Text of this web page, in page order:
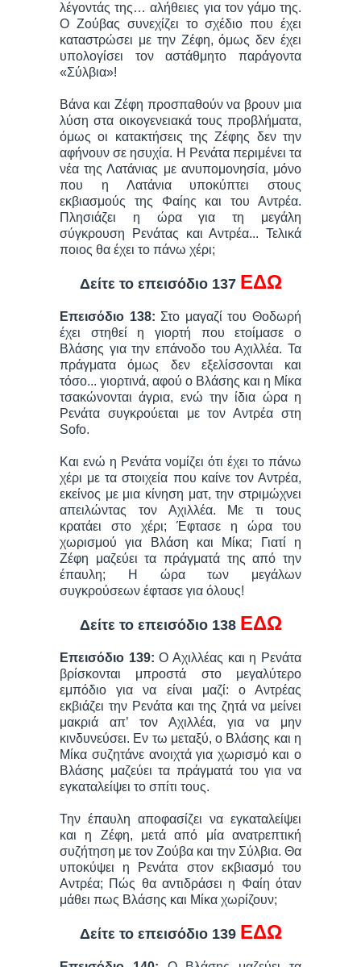
λέγοντάς της… αλήθειες για τον γάμο της.
Ο Ζούβας συνεχίζει το σχέδιο που έχει
καταστρώσει με την Ζέφη, όμως δεν έχει
υπολογίσει τον αστάθμητο παράγοντα
«Σύλβια»!
Βάνα και Ζέφη προσπαθούν να βρουν μια
λύση στα οικογενειακά τους προβλήματα,
όμως οι κατακτήσεις της Ζέφης δεν την
αφήνουν σε ησυχία. Η Ρενάτα περιμένει τα
νέα της Λατάνιας με ανυπομονησία, μόνο
που η Λατάνια υποκύπτει στους
εκβιασμούς της Φαίης και του Αντρέα.
Πλησιάζει η ώρα για τη μεγάλη
σύγκρουση Ρενάτας και Αντρέα... Τελικά
ποιος θα έχει το πάνω χέρι;
Δείτε το επεισόδιο 137 ΕΔΩ
Επεισόδιο 138:Στο μαγαζί του Θοδωρή
έχει στηθεί η γιορτή που ετοίμασε ο
Βλάσης για την επάνοδο του Αχιλλέα. Τα
πράγματα όμως δεν εξελίσσονται και
τόσο... γιορτινά, αφού ο Βλάσης και η Μίκα
τσακώνονται άγρια, ενώ την ίδια ώρα η
Ρενάτα συγκρούεται με τον Αντρέα στη
Sofo.
Και ενώ η Ρενάτα νομίζει ότι έχει το πάνω
χέρι με τα στοιχεία που καίνε τον Αντρέα,
εκείνος με μια κίνηση ματ, την στριμώχνει
απειλώντας τον Αχιλλέα. Με τι τους
κρατάει στο χέρι; Έφτασε η ώρα του
χωρισμού για Βλάση και Μίκα; Γιατί η
Ζέφη μαζεύει τα πράγματά της από την
έπαυλη; Η ώρα των μεγάλων
συγκρούσεων έφτασε για όλους!
Δείτε το επεισόδιο 138 ΕΔΩ
Επεισόδιο 139:Ο Αχιλλέας και η Ρενάτα
βρίσκονται μπροστά στο μεγαλύτερο
εμπόδιο για να είναι μαζί: ο Αντρέας
εκβιάζει την Ρενάτα και της ζητά να μείνει
μακριά απ’ τον Αχιλλέα, για να μην
κινδυνεύσει. Εν τω μεταξύ, ο Βλάσης και η
Μίκα συζητάνε ανοιχτά για χωρισμό και ο
Βλάσης μαζεύει τα πράγματά του για να
εγκαταλείψει το σπίτι τους.
Την έπαυλη αποφασίζει να εγκαταλείψει
και η Ζέφη, μετά από μία ανατρεπτική
συζήτηση με τον Ζούβα και την Σύλβια. Θα
υποκύψει η Ρενάτα στον εκβιασμό του
Αντρέα; Πώς θα αντιδράσει η Φαίη όταν
μάθει πως Βλάσης και Μίκα χωρίζουν;
Δείτε το επεισόδιο 139 ΕΔΩ